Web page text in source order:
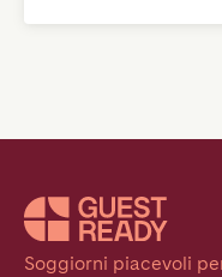
Soggiorni piacevoli